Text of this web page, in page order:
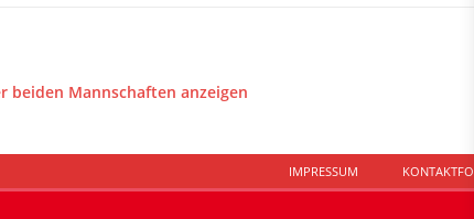
beiden Mannschaften anzeigen
IMPRESSUM